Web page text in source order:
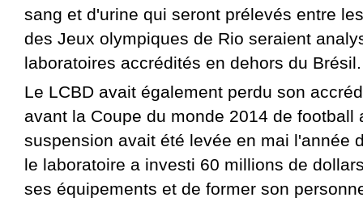
sang et d'urine qui seront prélevés entre
des Jeux olympiques de Rio seraient
laboratoires accrédités en dehors du Brésil.
Le LCBD avait également perdu son
avant la Coupe du monde 2014 de football
suspension avait été levée en mai l'année
le laboratoire a investi 60 millions de
ses équipements et de former son